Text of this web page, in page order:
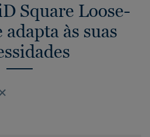
Square Loose-
adapta às suas